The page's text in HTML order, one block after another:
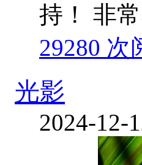
持！ 非
29280 次
光影
2024-12-